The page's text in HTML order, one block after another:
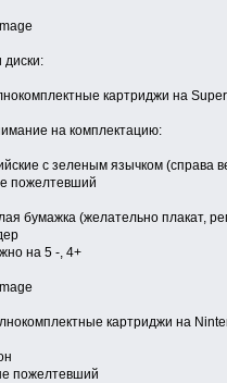
диски:
картриджи на
на комплектацию:
с зеленым язычком (справа
пожелтевший
бумажка (желательно плакат,
на 5 -, 4+
картриджи на
пожелтевший